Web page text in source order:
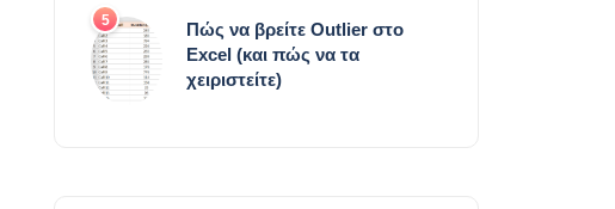
5
Πώς να βρείτε Outlier στο
Excel (και πώς να τα
χειριστείτε)